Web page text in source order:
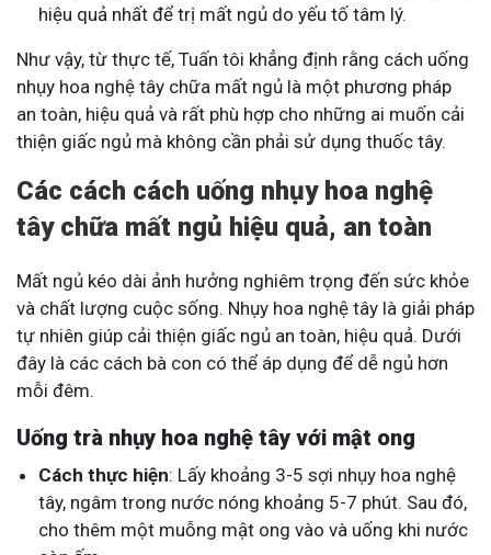
hiệu quả nhất để trị mất ngủ do yếu tố tâm lý.
Như vậy, từ thực tế, Tuấn tôi khẳng định rằng cách uống
nhụy hoa nghệ tây chữa mất ngủ là một phương pháp
an toàn, hiệu quả và rất phù hợp cho những ai muốn cải
thiện giấc ngủ mà không cần phải sử dụng thuốc tây.
Các cách cách uống nhụy hoa nghệ
tây chữa mất ngủ hiệu quả, an toàn
Mất ngủ kéo dài ảnh hưởng nghiêm trọng đến sức khỏe
và chất lượng cuộc sống. Nhụy hoa nghệ tây là giải pháp
tự nhiên giúp cải thiện giấc ngủ an toàn, hiệu quả. Dưới
đây là các cách bà con có thể áp dụng để dễ ngủ hơn
mỗi đêm.
Uống trà nhụy hoa nghệ tây với mật ong
Cách thực hiện: Lấy khoảng 3-5 sợi nhụy hoa nghệ
tây, ngâm trong nước nóng khoảng 5-7 phút. Sau đó,
cho thêm một muỗng mật ong vào và uống khi nước